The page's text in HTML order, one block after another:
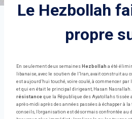
Le Hezbollah
propre
En seulement deux semaines Hezbollah a été
libanaise, avec le soutien de l’Iran, avait construit
est aujourd’hui touché, voire coulé, à commencer par
et qui en était le principal dirigeant, Hasan Nasrallah.
résistance que la République des Ayatollahs tissée
après-midi après des années passées à échapper à
conseils, l’organisation est désormais confrontée au